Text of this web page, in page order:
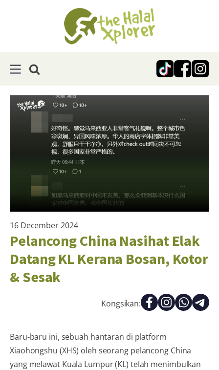
16 December 2024
Pelancong China Nasihat Elak
Datang KL Kerana Bosan, Kotor
& Sesak
Kongsikan:
Baru-baru ini, sebuah hantaran di platform
Xiaohongshu (XHS) oleh seorang pelancong China
yang melawat Kuala Lumpur (KL) telah menimbulkan